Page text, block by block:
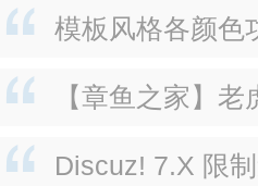
模板风格各颜色
【章鱼之家】
Discuz! 7.X 限